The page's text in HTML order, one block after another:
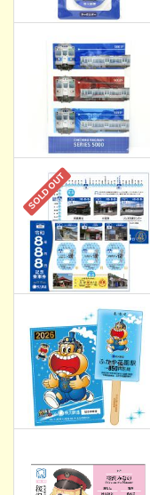
SOLD OUT